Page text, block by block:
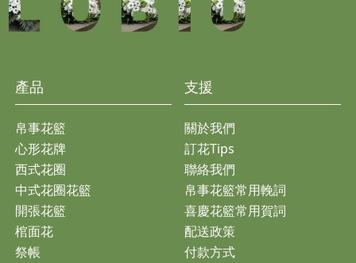
產品
帛事花籃
心形花牌
西式花圈
中式花圈花籃
開張花籃
棺面花
祭帳
支援
關於我們
訂花Tips
聯絡我們
帛事花籃常用輓詞
喜慶花籃常用賀詞
配送政策
付款方式